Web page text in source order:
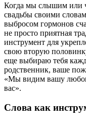
Когда мы слышим или
свадьбы своими
выбросом гормонов
не просто приятная
инструмент для
свою вторую
еще выбираю тебя
родственник, ваше
«Мы видим вашу
вас».
Слова как